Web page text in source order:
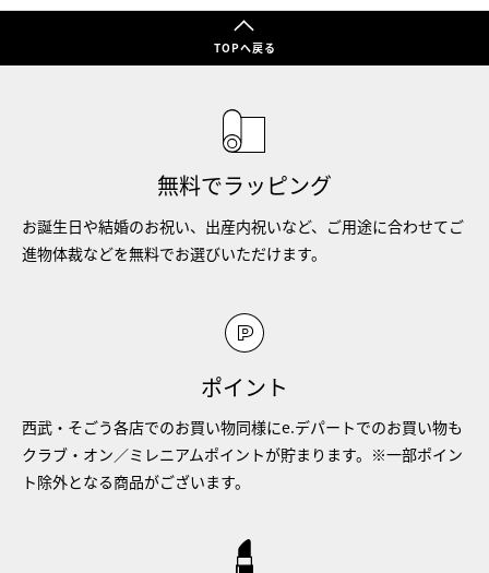
TOPへ戻る
無料でラッピング
お誕生日や結婚のお祝い、出産内祝いなど、ご用途に合わせてご
進物体裁などを無料でお選びいただけます。
ポイント
西武・そごう各店でのお買い物同様にe.デパートでのお買い物も
クラブ・オン／ミレニアムポイントが貯まります。※一部ポイン
ト除外となる商品がございます。